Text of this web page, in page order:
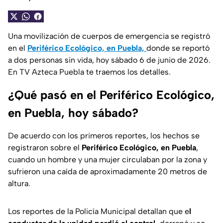
Una movilización de cuerpos de emergencia se registró
en el Periférico Ecológico, en Puebla, donde se reportó
a dos personas sin vida, hoy sábado 6 de junio de 2026.
En TV Azteca Puebla te traemos los detalles.
¿Qué pasó en el Periférico Ecológico,
en Puebla, hoy sábado?
De acuerdo con los primeros reportes, los hechos se
registraron sobre el Periférico Ecológico, en Puebla,
cuando un hombre y una mujer circulaban por la zona y
sufrieron una caída de aproximadamente 20 metros de
altura.
Los reportes de la Policía Municipal detallan que el